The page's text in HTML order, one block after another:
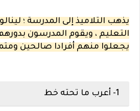
يذهب التلاميذ إلى المدرسة ؛
التعليم ، ويقوم المدرسون
يجعلوا منهم أفرادا صالحين
1- أعرب ما تحته خط